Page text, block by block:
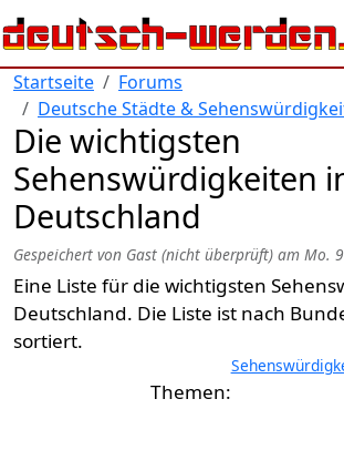
Direkt zum Inhalt
Startseite
Forums
Deutsche Städte &
Die wichtigsten
Sehenswürdigkeiten
Deutschland
Gespeichert von Gast (nicht überprüft) am Mo.
Eine Liste für die wichtigsten
Deutschland. Die Liste ist nach
sortiert.